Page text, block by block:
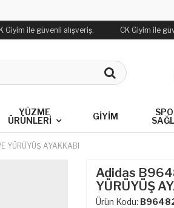
ile güvenli alışveriş. CK Giyim ile
YÜZME
ÜRÜNLERİ
GİYİM
YÜRÜYÜŞ AYAKKABI
Adidas
YÜRÜYÜŞ
Ürün Kodu: